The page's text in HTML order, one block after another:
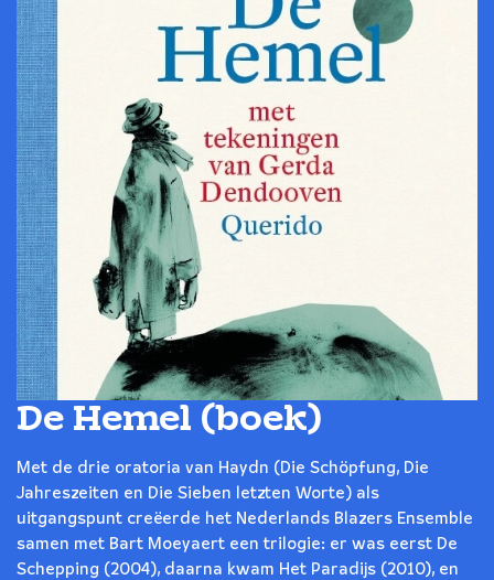
De Hemel (boek)
Met de drie oratoria van Haydn (Die Schöpfung, Die
Jahreszeiten en Die Sieben letzten Worte) als
uitgangspunt creëerde het Nederlands Blazers Ensemble
samen met Bart Moeyaert een trilogie: er was eerst De
Schepping (2004), daarna kwam Het Paradijs (2010), en